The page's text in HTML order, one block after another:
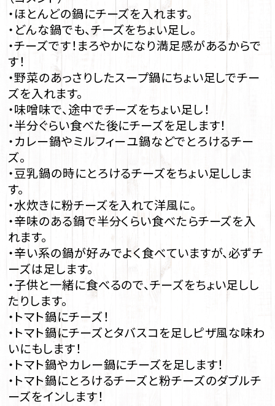
・ほとんどの鍋にチーズを入れます。
・どんな鍋でも、チーズをちょい足し。
・チーズです！まろやかになり満足感があるからで
す！
・野菜のあっさりしたスープ鍋にちょい足しでチー
ズを入れます。
・味噌味で、途中でチーズをちょい足し！
・半分ぐらい食べた後にチーズを足します！
・カレー鍋やミルフィーユ鍋などでとろけるチー
ズ。
・豆乳鍋の時にとろけるチーズをちょい足ししま
す。
・水炊きに粉チーズを入れて洋風に。
・辛味のある鍋で半分くらい食べたらチーズを入
れます。
・辛い系の鍋が好みでよく食べていますが、必ずチ
ーズは足します。
・子供と一緒に食べるので、チーズをちょい足しし
たりします。
・トマト鍋にチーズ！
・トマト鍋にチーズとタバスコを足しピザ風な味わ
いにもします！
・トマト鍋やカレー鍋にチーズを足します！
・トマト鍋にとろけるチーズと粉チーズのダブルチ
ーズをインします！